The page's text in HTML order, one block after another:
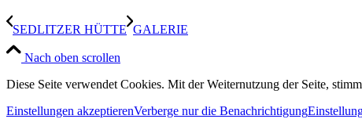
SEDLITZER HÜTTE GALERIE
Nach oben scrollen
Diese Seite verwendet Cookies. Mit der Weiternutzung der Seite,
Einstellungen akzeptierenVerberge nur die Benachrichtigung